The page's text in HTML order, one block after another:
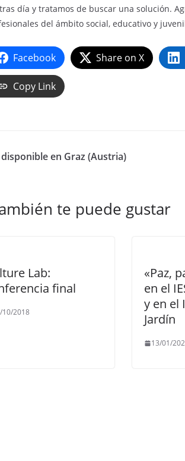
día y tratamos de buscar una solución.
del ámbito social, educativo y
Facebook Share on X
Copy Link
disponible en Graz (Austria)
te puede gustar
Lab:
final
10/2018
«Paz,
en el
y en el
Jardín
13/01/